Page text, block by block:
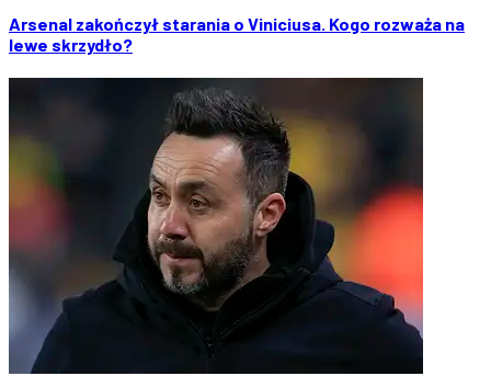
Arsenal zakończył starania o Viniciusa. Kogo rozważa na
lewe skrzydło?